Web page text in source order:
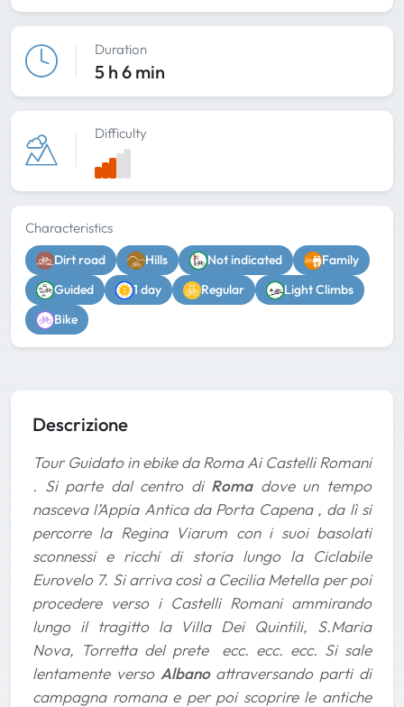
Duration
5 h 6 min
Difficulty
Characteristics
Dirt road Hills Not indicated
Family
Guided
1 day Regular
Light Climbs
Bike
Descrizione
Tour Guidato in ebike da Roma Ai Castelli Romani
. Si parte dal centro di Romadove un tempo
nasceva l’Appia Antica da Porta Capena , da lì si
percorre la Regina Viarum con i suoi basolati
sconnessi e ricchi di storia lungo la Ciclabile
Eurovelo 7. Si arriva così a Cecilia Metella per poi
procedere verso i Castelli Romani ammirando
lungo il tragitto la Villa Dei Quintili, S.Maria
Nova, Torretta del prete ecc. ecc. ecc. Si sale
lentamente verso Albano attraversando parti di
campagna romana e per poi scoprire le antiche